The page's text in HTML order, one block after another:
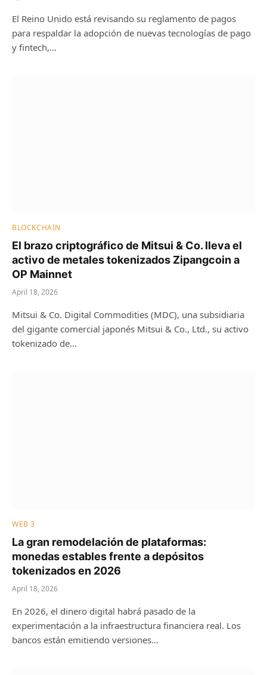
El Reino Unido está revisando su reglamento de pagos
para respaldar la adopción de nuevas tecnologías de pago
y fintech,…
BLOCKCHAIN
El brazo criptográfico de Mitsui & Co. lleva el
activo de metales tokenizados Zipangcoin a
OP Mainnet
April 18, 2026
Mitsui & Co. Digital Commodities (MDC), una subsidiaria
del gigante comercial japonés Mitsui & Co., Ltd., su activo
tokenizado de…
WEB 3
La gran remodelación de plataformas:
monedas estables frente a depósitos
tokenizados en 2026
April 18, 2026
En 2026, el dinero digital habrá pasado de la
experimentación a la infraestructura financiera real. Los
bancos están emitiendo versiones…